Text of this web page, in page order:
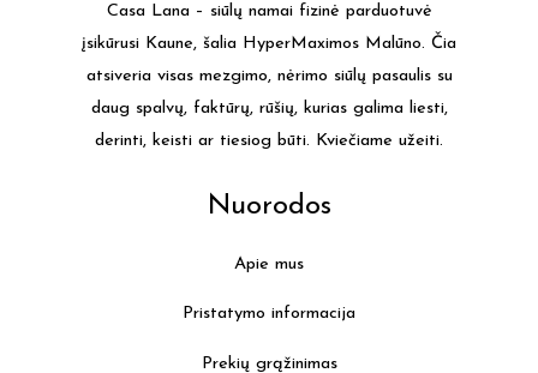
Casa Lana – siūlų namai fizinė parduotuvė
įsikūrusi Kaune, šalia HyperMaximos Malūno. Čia
atsiveria visas mezgimo, nėrimo siūlų pasaulis su
daug spalvų, faktūrų, rūšių, kurias galima liesti,
derinti, keisti ar tiesiog būti. Kviečiame užeiti.
Nuorodos
Apie mus
Pristatymo informacija
Prekių grąžinimas